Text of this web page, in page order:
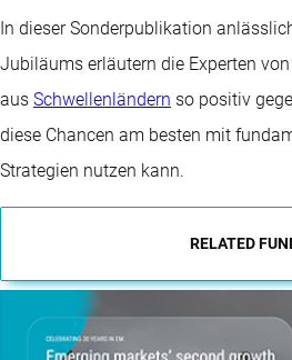
In dieser Sonderpublikation
Jubiläums erläutern die Experten
aus Schwellenländern so positiv
diese Chancen am besten mit
Strategien nutzen kann.
RELATED